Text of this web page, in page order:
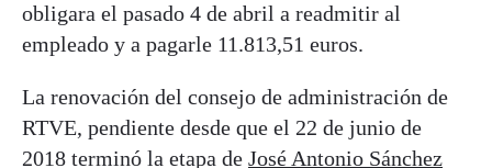
obligara el pasado 4 de abril a readmitir al
empleado y a pagarle 11.813,51 euros.
La renovación del consejo de administración de
RTVE, pendiente desde que el 22 de junio de
2018 terminó la etapa de José Antonio Sánchez